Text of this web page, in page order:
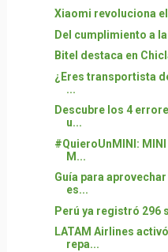
Xiaomi revoluciona
Del cumplimiento a
Bitel destaca en
¿Eres transportista
...
Descubre los 4
u...
#QuieroUnMINI:
M...
Guía para
es...
Perú ya registró 296
LATAM Airlines
repa...